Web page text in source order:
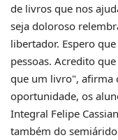
de livros que nos
seja doloroso
libertador. Espero
pessoas. Acredito
que um livro", afirma
oportunidade, os
Integral Felipe
também do